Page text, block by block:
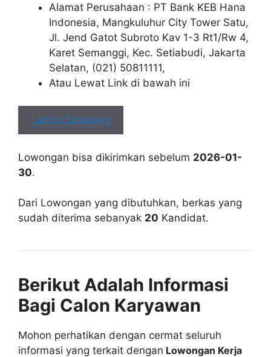
Alamat Perusahaan : PT Bank KEB Hana
Indonesia, Mangkuluhur City Tower Satu,
Jl. Jend Gatot Subroto Kav 1-3 Rt1/Rw 4,
Karet Semanggi, Kec. Setiabudi, Jakarta
Selatan, (021) 50811111,
Atau Lewat Link di bawah ini
Lamar Sekarang
Lowongan bisa dikirimkan sebelum 2026-01-
30.
Dari Lowongan yang dibutuhkan, berkas yang
sudah diterima sebanyak 20 Kandidat.
Berikut Adalah Informasi
Bagi Calon Karyawan
Mohon perhatikan dengan cermat seluruh
informasi yang terkait dengan Lowongan Kerja